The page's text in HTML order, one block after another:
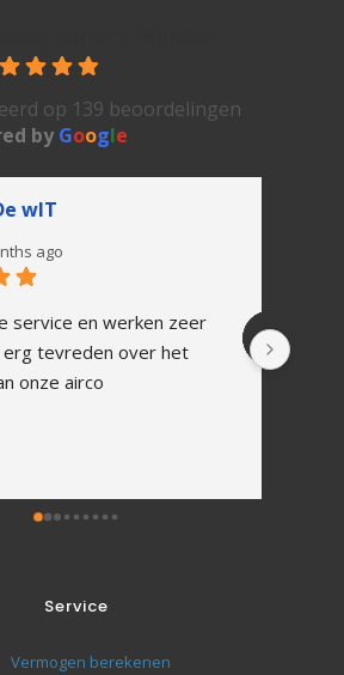
op 139 beoordelingen
byGoogle
wIT
ago
service en werken zeer
tevreden over het
onze airco
Service
Vermogen berekenen